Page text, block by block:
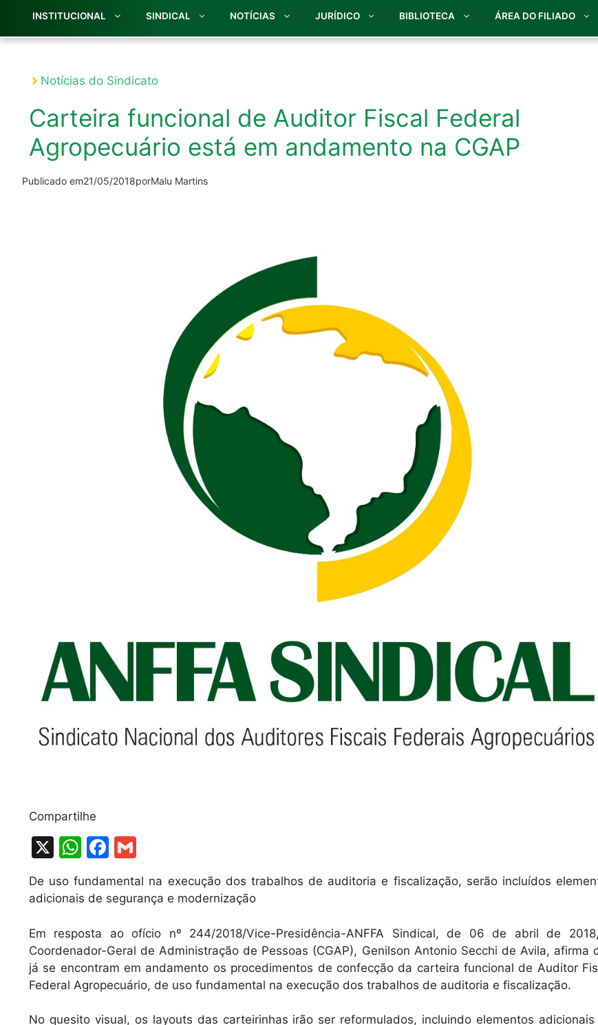
INSTITUCIONAL SINDICAL NOTÍCIAS JURÍDICO BIBLIOTECA ÁREA DO FILIADO
Notícias do Sindicato
Carteira funcional de Auditor Fiscal Federal
Agropecuário está em andamento na CGAP
Publicado em21/05/2018porMalu Martins
Compartilhe
X
W
at
A
p
p
F
c
e
b
o
o
m
ai
De uso fundamental na execução dos trabalhos de auditoria e fiscalização, serão incluídos
adicionais de segurança e modernização
Em resposta ao ofício nº 244/2018/Vice-Presidência-ANFFA Sindical, de 06 de abril de
Coordenador-Geral de Administração de Pessoas (CGAP), Genilson Antonio Secchi de Avila, afirma
já se encontram em andamento os procedimentos de confecção da carteira funcional de Auditor
Federal Agropecuário, de uso fundamental na execução dos trabalhos de auditoria e fiscalização.
No quesito visual, os layouts das carteirinhas irão ser reformulados, incluindo elementos adicionais